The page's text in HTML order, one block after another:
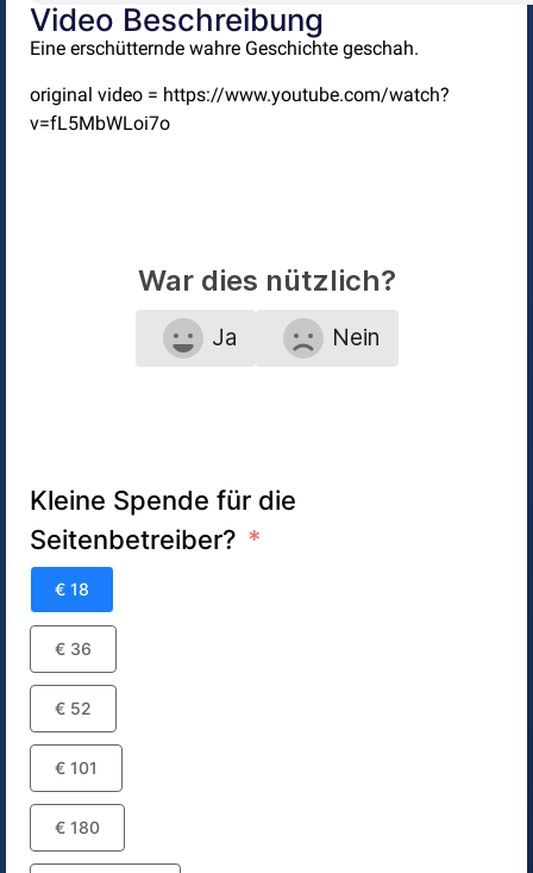
Video Beschreibung
Eine erschütternde wahre Geschichte geschah.
original video = https://www.youtube.com/watch?
v=fL5MbWLoi7o
War dies nützlich?
Ja Nein
Kleine Spende für die
Seitenbetreiber?
€ 18
€ 36
€ 52
€ 101
€ 180